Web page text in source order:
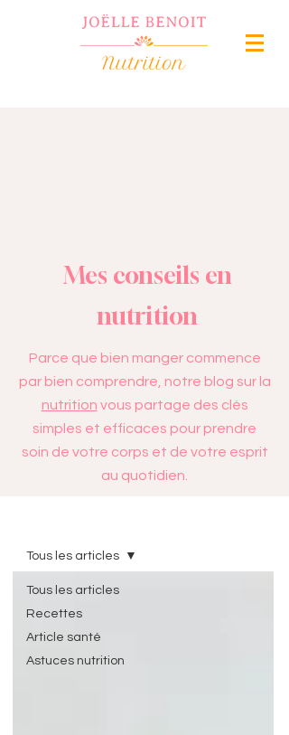
Mes conseils en
nutrition
Parce que bien manger commence
par bien comprendre, notre blog sur la
nutrition vous partage des clés
simples et efficaces pour prendre
soin de votre corps et de votre esprit
au quotidien.
Tous les articles
Recettes
Article santé
Astuces nutrition
Tous les articles